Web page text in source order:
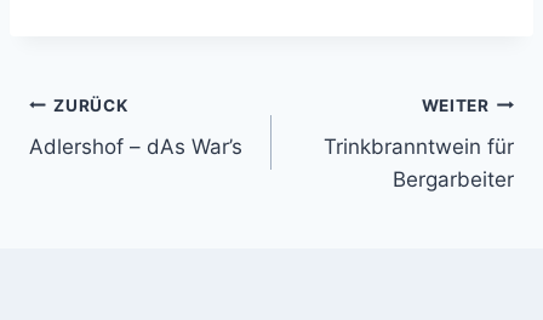
Beitragsnavigation
ZURÜCK
Adlershof – dAs War’s
WEITER
Trinkbranntwein für
Bergarbeiter